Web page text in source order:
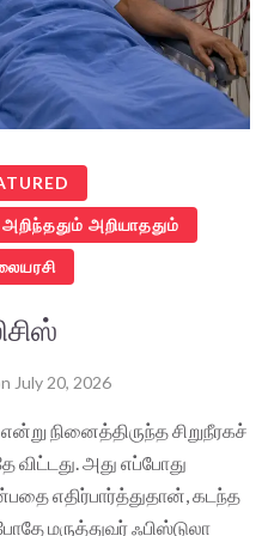
அறிந்ததும் அறியாததும்
July 20, 2026
நினைத்திருந்த சிறுநீரகச்
விட்டது. அது எப்போது
எதிர்பார்த்துதான், கடந்த
மருத்துவர் ஃபிஸ்டுலா